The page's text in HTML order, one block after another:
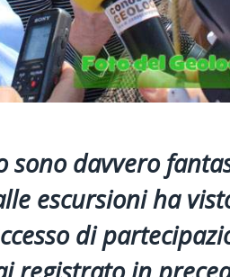
davvero
escursioni ha
di